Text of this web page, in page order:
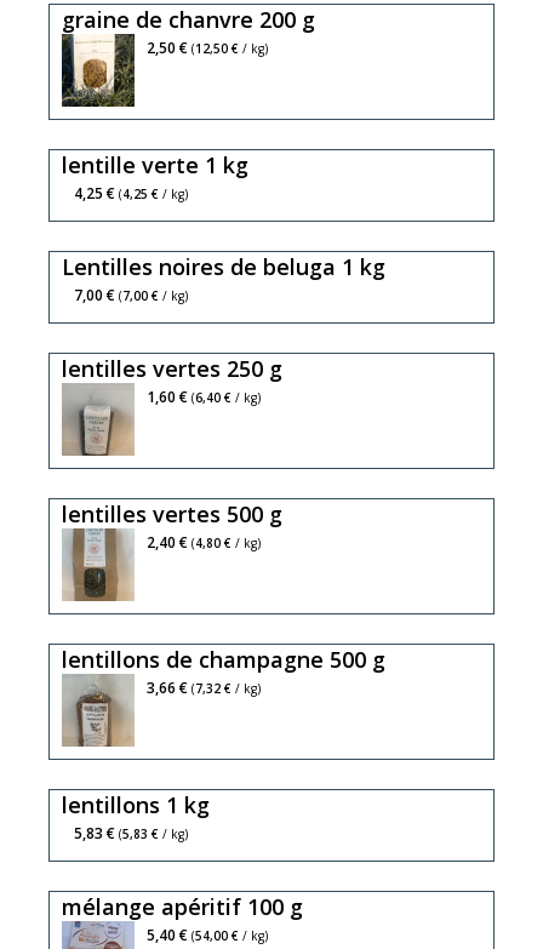
graine de chanvre 200 g
2,50 € (12,50 € / kg)
lentille verte 1 kg
4,25 € (4,25 € / kg)
Lentilles noires de beluga 1 kg
7,00 € (7,00 € / kg)
lentilles vertes 250 g
1,60 € (6,40 € / kg)
lentilles vertes 500 g
2,40 € (4,80 € / kg)
lentillons de champagne 500 g
3,66 € (7,32 € / kg)
lentillons 1 kg
5,83 € (5,83 € / kg)
mélange apéritif 100 g
amande 5,40 € (54,00 € / kg)